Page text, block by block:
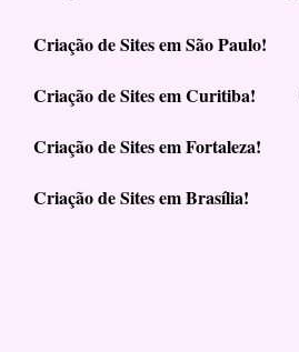
Criação de Sites em São Paulo!
Criação de Sites em Curitiba!
Criação de Sites em Fortaleza!
Criação de Sites em Brasília!